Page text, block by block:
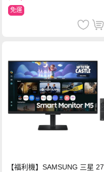
免運
【福利機】SAMSUNG 三星 27